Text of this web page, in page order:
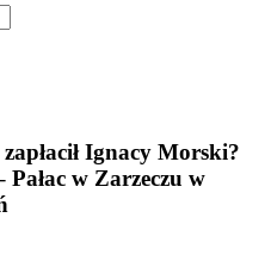
Ignacy Morski?
w Zarzeczu w